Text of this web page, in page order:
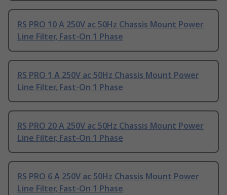
RS PRO 10 A 250V ac 50Hz Chassis Mount Power
Line Filter, Fast-On 1 Phase
RS PRO 1 A 250V ac 50Hz Chassis Mount Power
Line Filter, Fast-On 1 Phase
RS PRO 20 A 250V ac 50Hz Chassis Mount Power
Line Filter, Fast-On 1 Phase
RS PRO 6 A 250V ac 50Hz Chassis Mount Power
Line Filter, Fast-On 1 Phase